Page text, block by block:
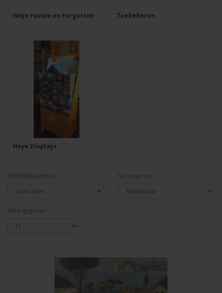
Heye Favole en Forgotten Toebehoren
Heye Displays
Beschikbaarheid: Sorteren op:
Weergegeven: